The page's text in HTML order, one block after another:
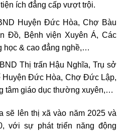
ích đẳng cấp vượt trội.
Huyện Đức Hòa, Chợ Bàu
Đồ, Bệnh viện Xuyên Á, Các
học & cao đẳng nghề,…
Thị trấn Hậu Nghĩa, Trụ sở
Huyện Đức Hòa, Chợ Đức Lập,
tâm giáo dục thường xuyên,…
sẽ lên thị xã vào năm 2025 và
với sự phát triển năng động